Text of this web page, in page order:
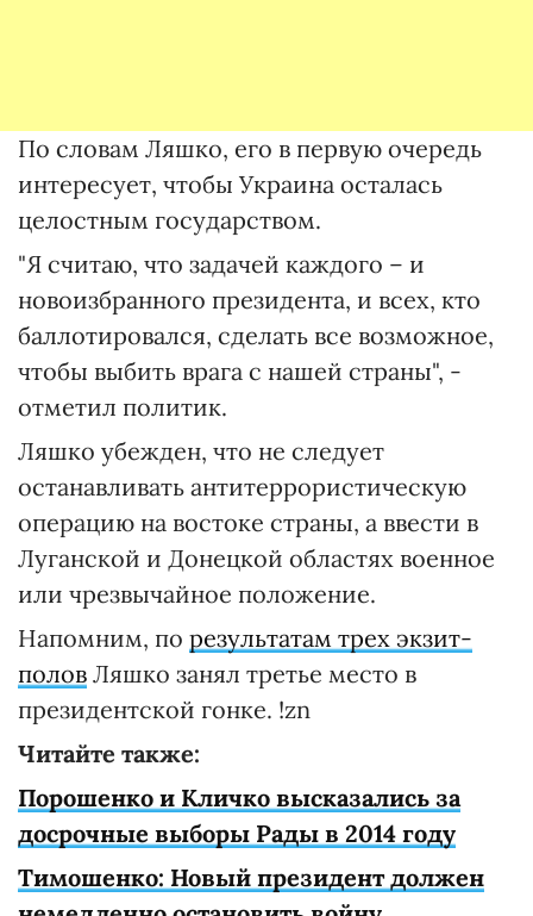
По словам Ляшко, его в первую очередь
интересует, чтобы Украина осталась
целостным государством.
"Я считаю, что задачей каждого – и
новоизбранного президента, и всех, кто
баллотировался, сделать все возможное,
чтобы выбить врага с нашей страны", -
отметил политик.
Ляшко убежден, что не следует
останавливать антитеррористическую
операцию на востоке страны, а ввести в
Луганской и Донецкой областях военное
или чрезвычайное положение.
Напомним, по результатам трех экзит-
полов Ляшко занял третье место в
президентской гонке. !zn
Читайте также:
Порошенко и Кличко высказались за
досрочные выборы Рады в 2014 году
Тимошенко: Новый президент должен